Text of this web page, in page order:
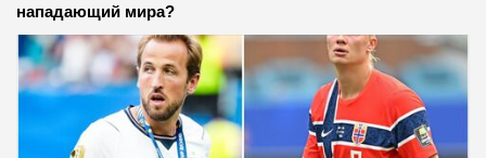
нападающий мира?